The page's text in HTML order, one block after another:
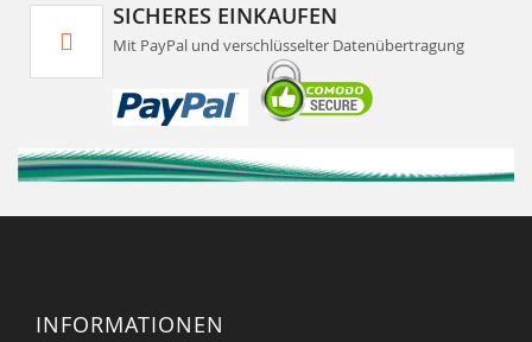
SICHERES EINKAUFEN
Mit PayPal und verschlüsselter Datenübertragung
INFORMATIONEN